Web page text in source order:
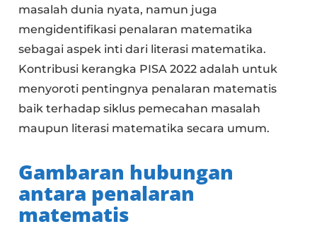
masalah dunia nyata, namun juga
mengidentifikasi penalaran matematika
sebagai aspek inti dari literasi matematika.
Kontribusi kerangka PISA 2022 adalah untuk
menyoroti pentingnya penalaran matematis
baik terhadap siklus pemecahan masalah
maupun literasi matematika secara umum.
Gambaran hubungan
antara penalaran
matematis